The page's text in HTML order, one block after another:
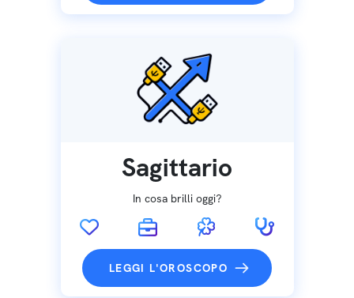
Sagittario
In cosa brilli oggi?
LEGGI L'OROSCOPO